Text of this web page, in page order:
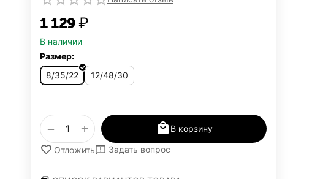
1 129₽
В наличии
Размер:
8/35/22
12/48/30
+
− В корзину
Отложить Задать вопрос